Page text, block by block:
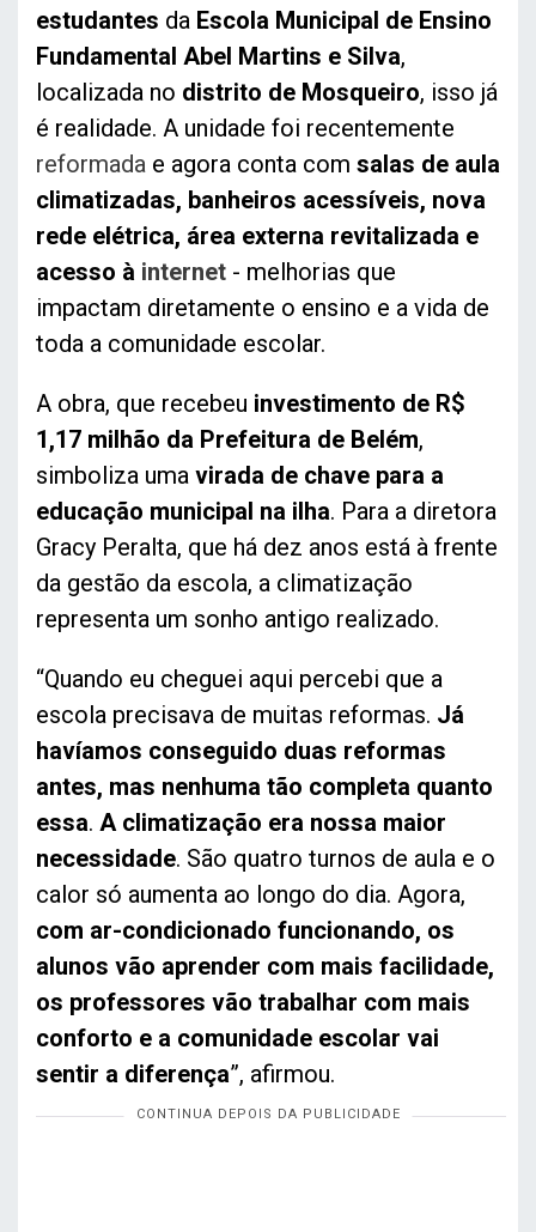
estudantes da Escola Municipal de Ensino
Fundamental Abel Martins e Silva,
localizada no distrito de Mosqueiro, isso já
é realidade. A unidade foi recentemente
reformada e agora conta com salas de aula
climatizadas, banheiros acessíveis, nova
rede elétrica, área externa revitalizada e
acesso à internet - melhorias que
impactam diretamente o ensino e a vida de
toda a comunidade escolar.
A obra, que recebeu investimento de R$
1,17 milhão da Prefeitura de Belém,
simboliza uma virada de chave para a
educação municipal na ilha. Para a diretora
Gracy Peralta, que há dez anos está à frente
da gestão da escola, a climatização
representa um sonho antigo realizado.
“Quando eu cheguei aqui percebi que a
escola precisava de muitas reformas. Já
havíamos conseguido duas reformas
antes, mas nenhuma tão completa quanto
essa. A climatização era nossa maior
necessidade. São quatro turnos de aula e o
calor só aumenta ao longo do dia. Agora,
com ar-condicionado funcionando, os
alunos vão aprender com mais facilidade,
os professores vão trabalhar com mais
conforto e a comunidade escolar vai
sentir a diferença”, afirmou.